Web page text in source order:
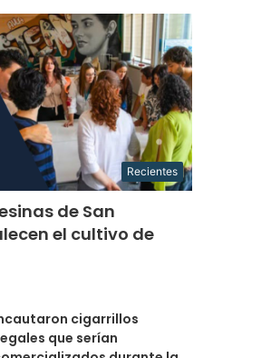
Recientes
de San
el cultivo de
cigarrillos
que serían